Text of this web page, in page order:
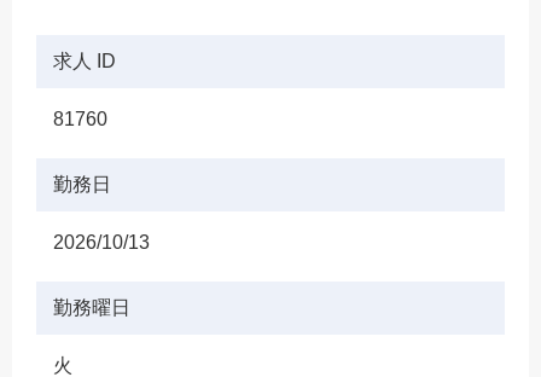
求人 ID
81760
勤務日
2026/10/13
勤務曜日
火